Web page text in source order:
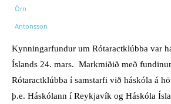
Kynningarfundur um Rótaractklúbba var
Íslands 24. mars. Markmiðið með
Rótaractklúbba í samstarfi við háskóla á
þ.e. Háskólann í Reykjavík og Háskóla